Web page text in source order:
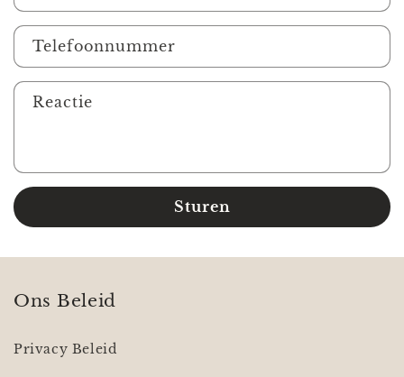
Telefoonnummer
Reactie
Sturen
Ons Beleid
Privacy Beleid